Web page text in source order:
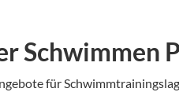
Schwimmen
für